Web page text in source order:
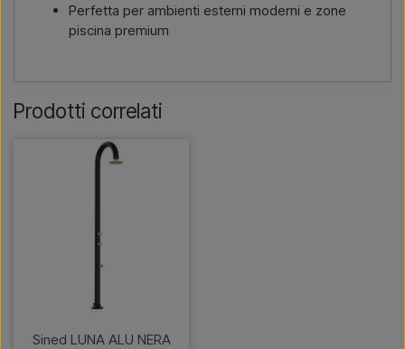
Perfetta per ambienti esterni moderni e zone
piscina premium
Prodotti correlati
Sined LUNA ALU NERA